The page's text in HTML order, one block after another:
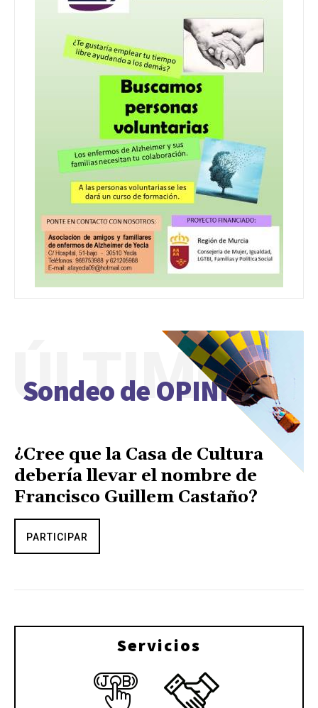
Sondeo de OPINIÓN
ÚLTIMO
¿Cree que la Casa de Cultura
debería llevar el nombre de
Francisco Guillem Castaño?
PARTICIPAR
Servicios